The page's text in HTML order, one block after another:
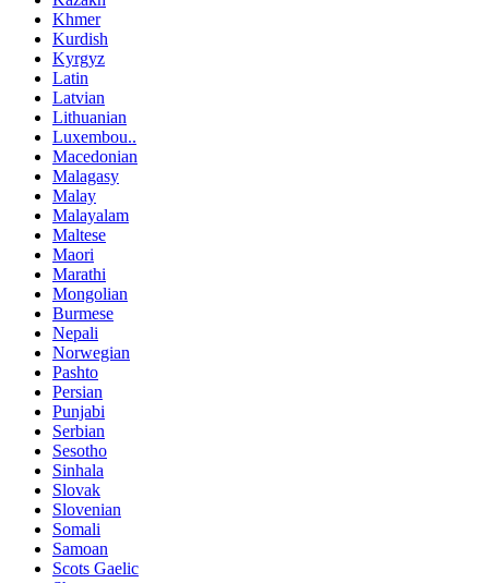
Khmer
Kurdish
Kyrgyz
Latin
Latvian
Lithuanian
Luxembou..
Macedonian
Malagasy
Malay
Malayalam
Maltese
Maori
Marathi
Mongolian
Burmese
Nepali
Norwegian
Pashto
Persian
Punjabi
Serbian
Sesotho
Sinhala
Slovak
Slovenian
Somali
Samoan
Scots Gaelic